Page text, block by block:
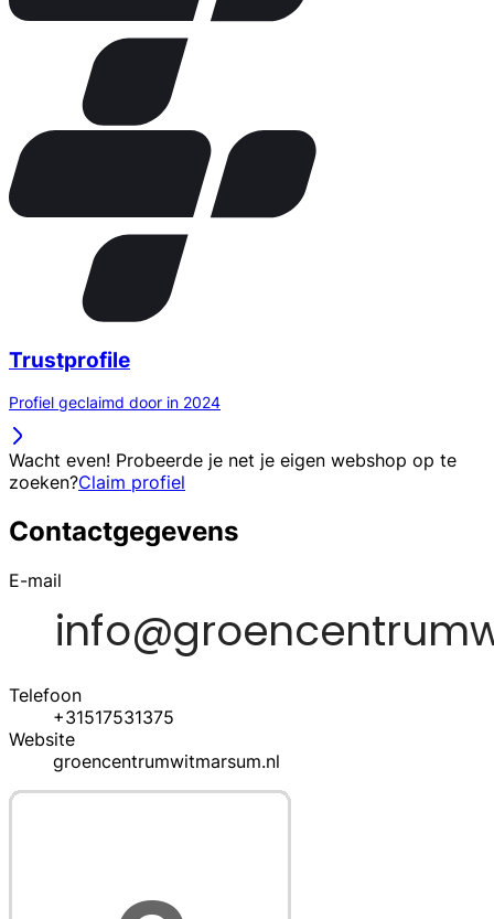
Trustprofile
Profiel geclaimd door in 2024
Wacht even! Probeerde je net je eigen webshop op te
zoeken?Claim profiel
Contactgegevens
E-mail
Telefoon
+31517531375
Website
groencentrumwitmarsum.nl